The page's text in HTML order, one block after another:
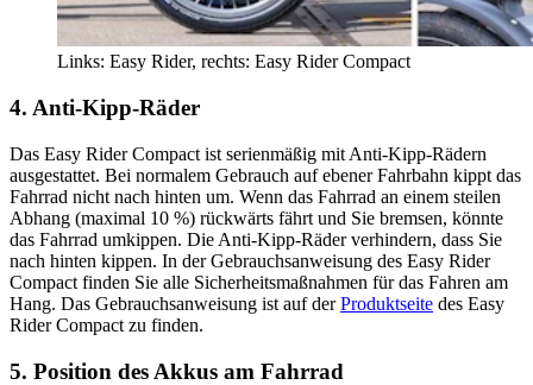
Links: Easy Rider, rechts: Easy Rider Compact
4. Anti-Kipp-Räder
Das Easy Rider Compact ist serienmäßig mit Anti-Kipp-Rädern
ausgestattet. Bei normalem Gebrauch auf ebener Fahrbahn kippt das
Fahrrad nicht nach hinten um. Wenn das Fahrrad an einem steilen
Abhang (maximal 10 %) rückwärts fährt und Sie bremsen, könnte
das Fahrrad umkippen. Die Anti-Kipp-Räder verhindern, dass Sie
nach hinten kippen. In der Gebrauchsanweisung des Easy Rider
Compact finden Sie alle Sicherheitsmaßnahmen für das Fahren am
Hang. Das Gebrauchsanweisung ist auf derProduktseite des Easy
Rider Compact zu finden.
5. Position des Akkus am Fahrrad